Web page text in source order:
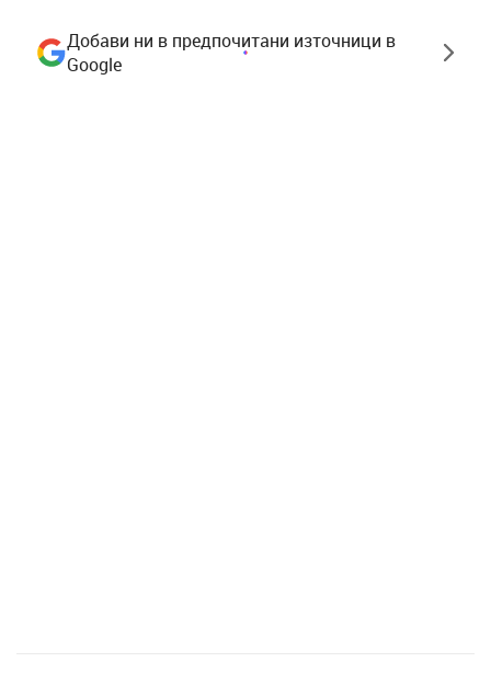
Добави ни в предпочитани източници в
Google